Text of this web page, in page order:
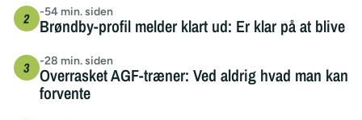
-54 min. siden
Brøndby-profil melder klart ud: Er klar på at blive
-28 min. siden
Overrasket AGF-træner: Ved aldrig hvad man kan
forvente